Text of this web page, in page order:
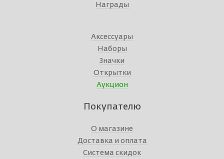
Награды
Аксессуары
Наборы
Значки
Открытки
Аукцион
Покупателю
О магазине
Доставка и оплата
Система скидок